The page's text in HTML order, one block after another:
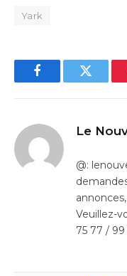
Yark
FacebookTwitter
Le
@:
Veuillez-
75 77 /